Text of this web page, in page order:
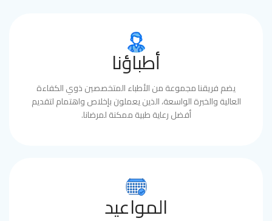
أطباؤنا
يضم فريقنا مجموعة من الأطباء المتخصصين ذوي الكفاءة
العالية والخبرة الواسعة، الذين يعملون بإخلاص واهتمام لتقديم
أفضل رعاية طبية ممكنة لمرضانا.
المواعيد